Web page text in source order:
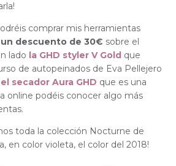
comprar mis herramientas
un descuento de 30€ sobre el
lado la GHD styler V Gold que
de autopeinados de Eva Pellejero
el secador Aura GHD que es una
online podéis conocer algo más
toda la colección Nocturne de
en color violeta, el color del 2018!